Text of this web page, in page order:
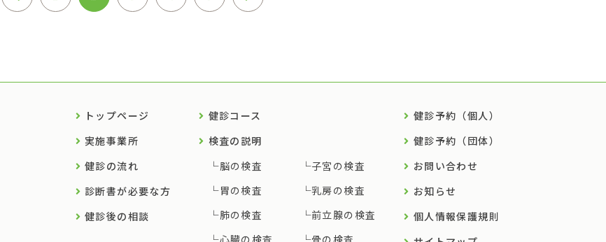
トップページ
実施事業所
健診の流れ
診断書が必要な方
健診後の相談
健診コース
検査の説明
脳の検査
胃の検査
肺の検査
心臓の検査
子宮の検査
乳房の検査
前立腺の検査
骨の検査
健診予約（個人）
健診予約（団体）
お問い合わせ
お知らせ
個人情報保護規則